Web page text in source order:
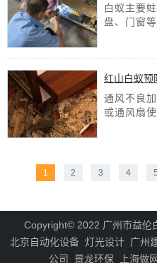
白蚁主要
盘、门窗
红山白蚁预
通风不良
或通风扇
1 2 3 4 5
Copyright© 2022 广州市益伦
北京自动化设备 灯光设计 广州
公司
景龙环保 上海做